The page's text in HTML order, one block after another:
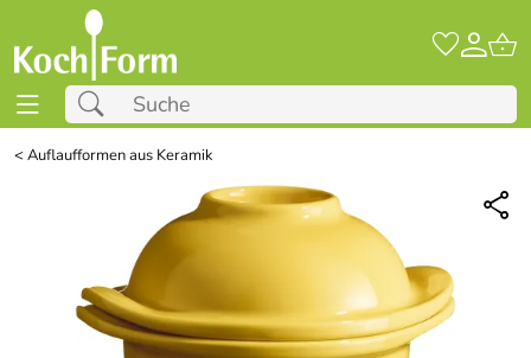
<Auflaufformen aus Keramik